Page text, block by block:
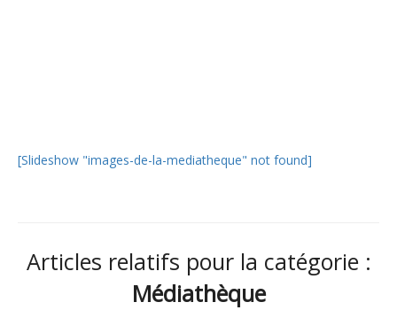
[Slideshow "images-de-la-mediatheque" not found]
Articles relatifs pour la catégorie :
Médiathèque